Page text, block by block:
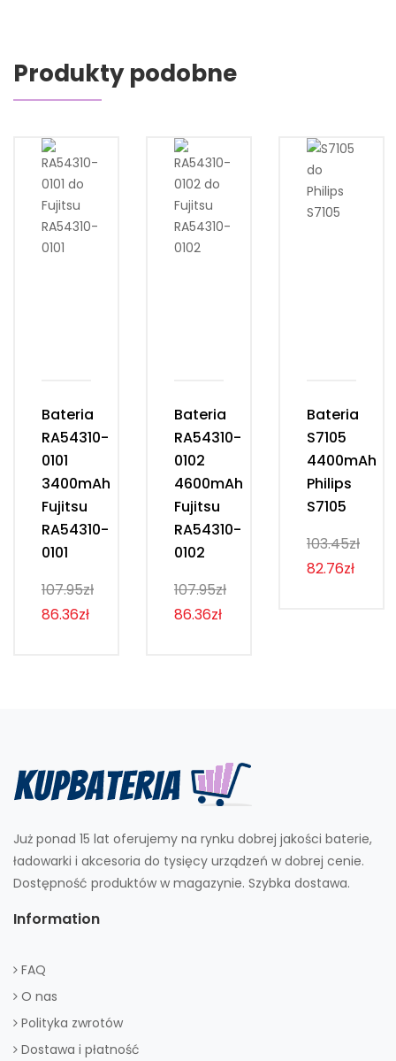
Produkty podobne
Bateria
RA54310-
0101
3400mAh
Fujitsu
RA54310-
0101
107.95zł
86.36zł
Bateria
RA54310-
0102
4600mAh
Fujitsu
RA54310-
0102
107.95zł
86.36zł
Bateria
S7105
4400mAh
Philips
S7105
103.45zł
82.76zł
Już ponad 15 lat oferujemy na rynku dobrej jakości baterie,
ładowarki i akcesoria do tysięcy urządzeń w dobrej cenie.
Dostępność produktów w magazynie. Szybka dostawa.
Information
FAQ
O nas
Polityka zwrotów
Dostawa i płatność